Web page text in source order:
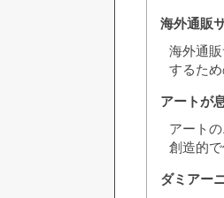
海外通販
海外通
するため
アートが
アート
創造的
ダミアー